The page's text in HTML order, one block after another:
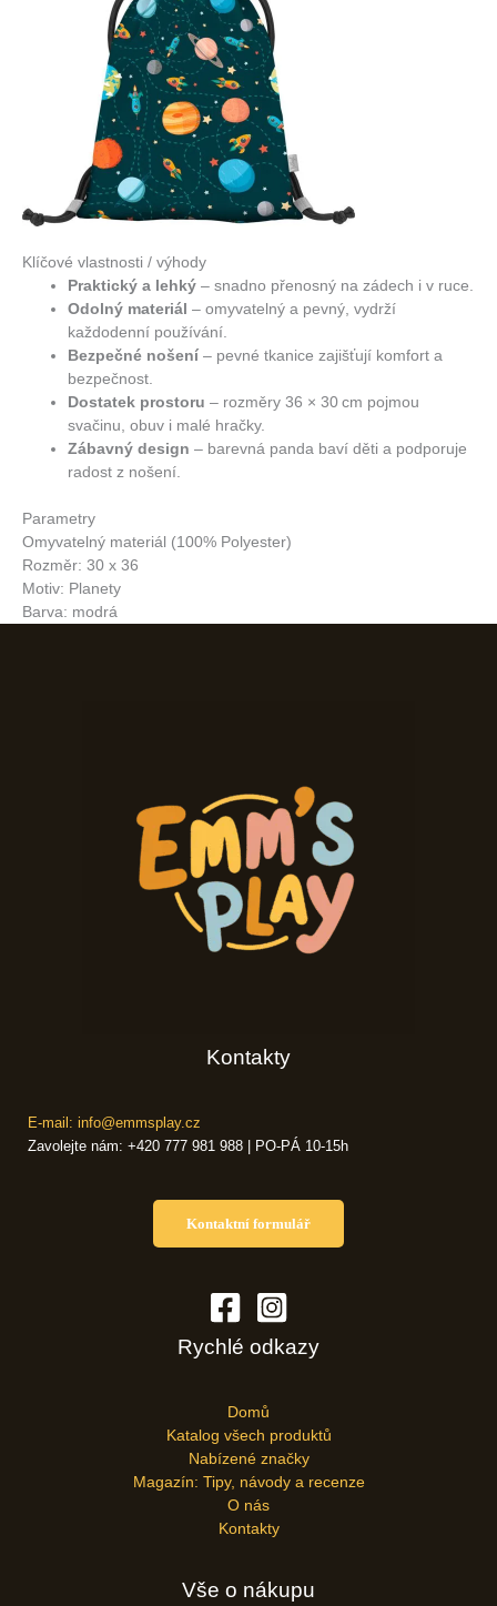
Klíčové vlastnosti / výhody
Praktický a lehký – snadno přenosný na zádech i v ruce.
Odolný materiál – omyvatelný a pevný, vydrží
každodenní používání.
Bezpečné nošení – pevné tkanice zajišťují komfort a
bezpečnost.
Dostatek prostoru – rozměry 36 × 30 cm pojmou
svačinu, obuv i malé hračky.
Zábavný design – barevná panda baví děti a podporuje
radost z nošení.
Parametry
Omyvatelný materiál (100% Polyester)
Rozměr: 30 x 36
Motiv: Planety
Barva: modrá
Kontakty
E-mail: info@emmsplay.cz
Zavolejte nám: +420 777 981 988 | PO-PÁ 10-15h
Kontaktní formulář
Rychlé odkazy
Domů
Katalog všech produktů
Nabízené značky
Magazín: Tipy, návody a recenze
O nás
Kontakty
Vše o nákupu